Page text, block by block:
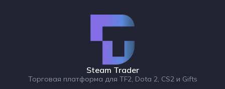
Steam Trader
Торговая платформа для TF2, Dota 2, CS2 и Gifts